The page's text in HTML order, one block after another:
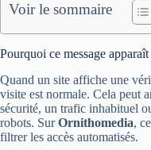
Voir le sommaire
Pourquoi ce message
Quand un site affiche une
visite est normale. Cela peut
sécurité, un trafic inhabituel
robots. SurOrnithomedia,
filtrer les accès automatisés.